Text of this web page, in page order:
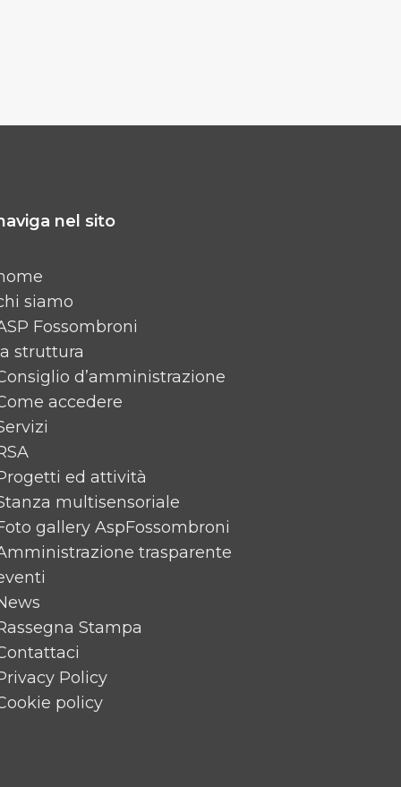
nel sito
siamo
Fossombroni
struttura
d’amministrazione
accedere
ed attività
multisensoriale
gallery AspFossombroni
trasparente
Stampa
Policy
policy